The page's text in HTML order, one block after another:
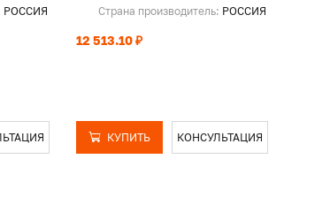
РОССИЯ
Страна производитель: РОССИЯ
12 513.10 ₽
КУПИТЬ КОНСУЛЬТАЦИЯ